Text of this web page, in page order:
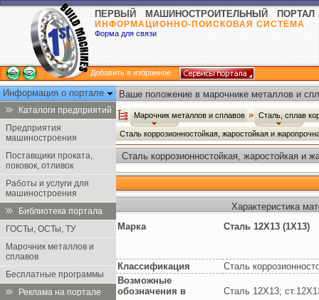
ПЕРВЫЙ МАШИНОСТРОИТЕЛЬНЫЙ ПОРТАЛ
ИНФОРМАЦИОННО-ПОИСКОВАЯ СИСТЕМА
Форма для связи
Добавить в избранное
Информация о портале
Каталоги предприятий
Предприятия
машиностроения
Поставщики проката,
поковок, отливок
Работы и услуги для
машиностроения
Библиотека портала
ГОСТы, ОСТы, ТУ
Марочник металлов и
сплавов
Бесплатные программы
Реклама на портале
Ваше положение в марочнике металлов и
Марочник металлов и сплавов Сталь, сплав
Сталь коррозионностойкая, жаростойкая и
Сталь коррозионностойкая, жаростойкая и
Характеристика
Марка
Сталь 12Х13 (1Х13)
Классификация
Сталь
Возможные
обозначения в
Сталь 12Х13;